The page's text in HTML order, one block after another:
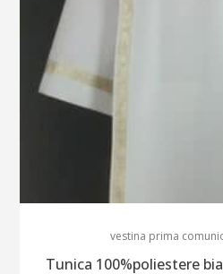
quantity
vestina prima
Tunica 100%poliestere